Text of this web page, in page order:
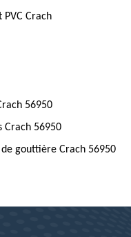
Crach
56950
Crach 56950
gouttière Crach 56950